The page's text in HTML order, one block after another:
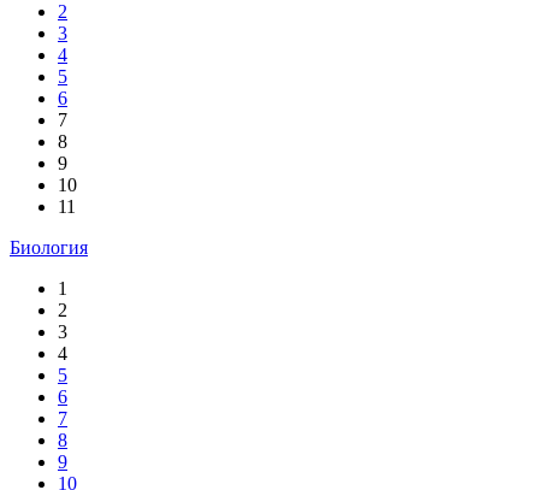
2
3
4
5
6
7
8
9
10
11
Биология
1
2
3
4
5
6
7
8
9
10